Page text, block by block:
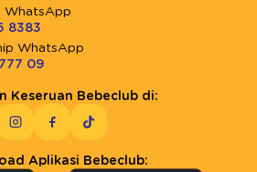
WhatsApp
8383
WhatsApp
09
Keseruan Bebeclub di:
Aplikasi Bebeclub: